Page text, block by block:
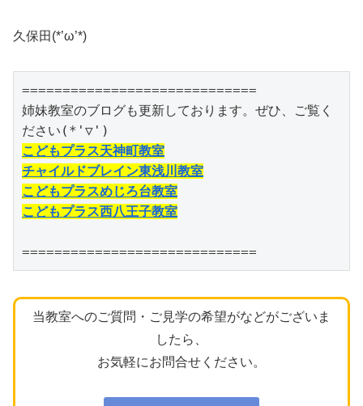
久保田(*’ω’*)
=============================
姉妹教室のブログも更新しております。ぜひ、ご覧く
こどもプラス天神町教室
チャイルドブレイン東浅川教室
こどもプラスめじろ台教室
こどもプラス西八王子教室
=============================
当教室へのご質問・ご見学の希望がなどがございま
したら、
お気軽にお問合せください。